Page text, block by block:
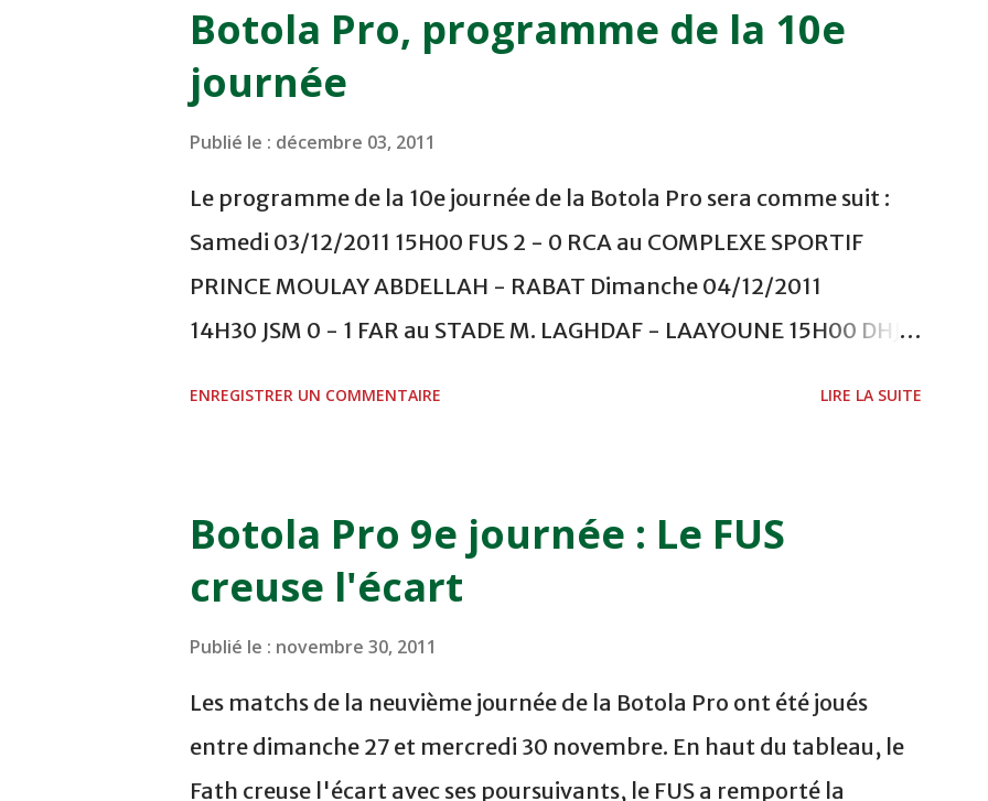
Botola Pro, programme de la 10e
journée
Publié le : décembre 03, 2011
Le programme de la 10e journée de la Botola Pro sera comme suit :
Samedi 03/12/2011 15H00 FUS 2 - 0 RCA au COMPLEXE SPORTIF
PRINCE MOULAY ABDELLAH - RABAT Dimanche 04/12/2011
14H30 JSM 0 - 1 FAR au STADE M. LAGHDAF - LAAYOUNE 15H00 DHJ 0
COMPLEXE SPORTIF DE FES - FES WAC - MAS Reporté pour cause de
finale de la coupe de la CAF COMPLEXE SPORTIF MOHAMMED
VCASABLANCA
ENREGISTRER UN COMMENTAIRE LIRE LA SUITE
Botola Pro 9e journée : Le FUS
creuse l'écart
Publié le : novembre 30, 2011
Les matchs de la neuvième journée de la Botola Pro ont été joués
entre dimanche 27 et mercredi 30 novembre. En haut du tableau, le
Fath creuse l'écart avec ses poursuivants, le FUS a remporté la